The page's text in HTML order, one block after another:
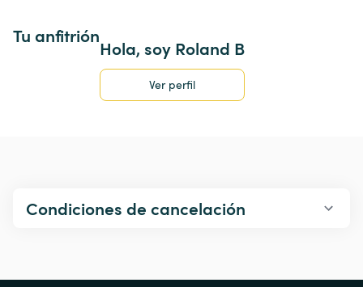
Tu anfitrión
Hola, soy Roland B
Ver perfil
Condiciones de cancelación